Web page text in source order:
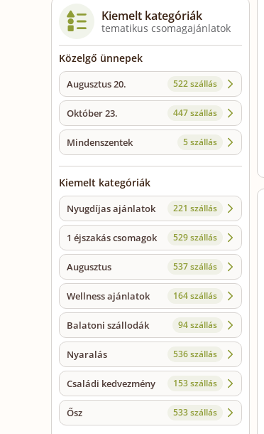
Kiemelt kategóriák
tematikus csomagajánlatok
Közelgő ünnepek
Augusztus 20. 522 szállás
Október 23. 447 szállás
Mindenszentek 5 szállás
Kiemelt kategóriák
Nyugdíjas ajánlatok 221 szállás
1 éjszakás csomagok 529 szállás
Augusztus 537 szállás
Wellness ajánlatok 164 szállás
Balatoni szállodák 94 szállás
Nyaralás 536 szállás
Családi kedvezmény 153 szállás
Ősz 533 szállás